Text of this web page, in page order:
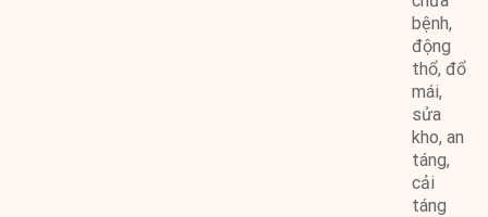
bệnh,
động
thổ, đổ
mái,
sửa
kho, an
táng,
cải
táng